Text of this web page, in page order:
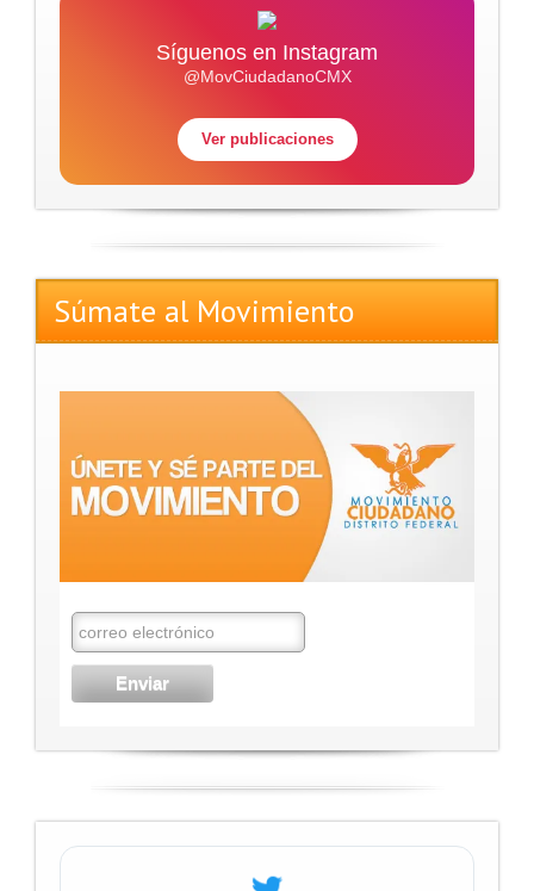
Síguenos en Instagram
@MovCiudadanoCMX
Ver publicaciones
Súmate al Movimiento